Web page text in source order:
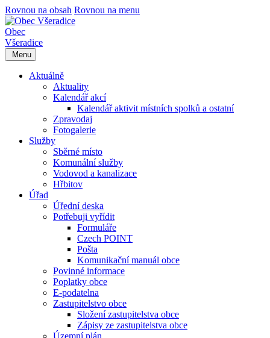
Rovnou na obsah Rovnou na menu
Obec
Všeradice
Menu
Aktuálně
Aktuality
Kalendář akcí
Kalendář aktivit místních spolků a ostatní
Zpravodaj
Fotogalerie
Služby
Sběrné místo
Komunální služby
Vodovod a kanalizace
Hřbitov
Úřad
Úřední deska
Potřebuji vyřídit
Formuláře
Czech POINT
Pošta
Komunikační manuál obce
Povinné informace
Poplatky obce
E-podatelna
Zastupitelstvo obce
Složení zastupitelstva obce
Zápisy ze zastupitelstva obce
Územní plán